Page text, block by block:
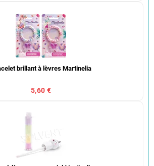
brillant à lèvres Martinelia
5,60 €